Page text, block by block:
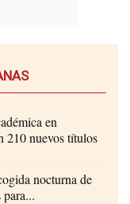
en
210 nuevos títulos
nocturna de